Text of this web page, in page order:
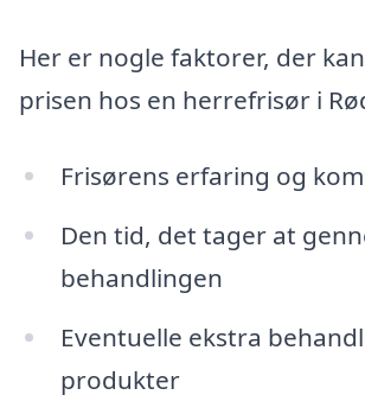
Her er nogle faktorer, der
prisen hos en herrefrisør i
Frisørens erfaring og
Den tid, det tager at
behandlingen
Eventuelle ekstra
produkter